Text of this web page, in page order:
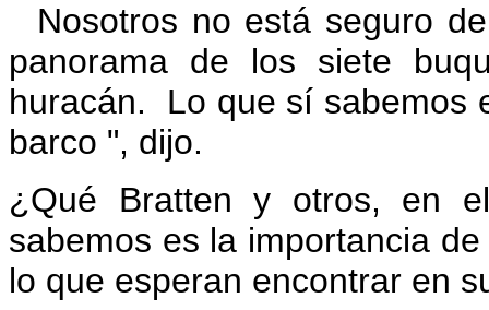
Nosotros no está seguro
panorama de los siete
huracán.
Lo que sí sabemos
barco ", dijo.
¿Qué Bratten y otros, en
sabemos es la importancia
lo que esperan encontrar en